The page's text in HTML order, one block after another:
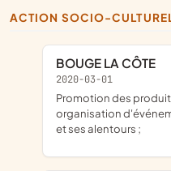
ACTION SOCIO-
BOUGE LA CÔTE
2020-03-01
promotion des produits artisanaux et locaux et
organisation
et ses alentours ;